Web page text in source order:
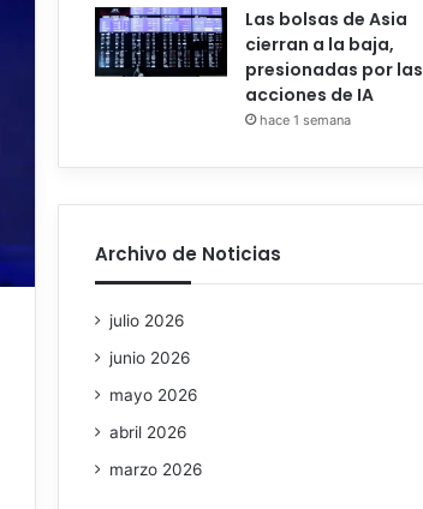
Las bolsas de Asia
cierran a la baja,
presionadas por las
acciones de IA
hace 1 semana
Archivo de Noticias
julio 2026
junio 2026
mayo 2026
abril 2026
marzo 2026